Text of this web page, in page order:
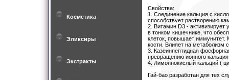
Косметика
Эликсиры
Экстракты
Свойства:
1. Соединение кальция с
способствует растворению
2. Витамин D3 - активизирует
в тонком кишечнике, что
клеток, повышает иммунитет.
кости. Влияет на метаболизм
3. Казеинпептидная
превращению ионного
4. Лимоннокислый кальций (
Гай-бао разработан для тех